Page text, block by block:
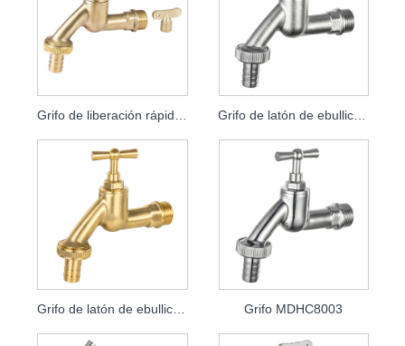
Grifo de latón de ebullición rápida MDHC8002 Grifo MDHC8003